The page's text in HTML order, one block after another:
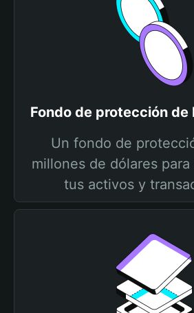
Fondo de protección
Un fondo de
millones de dólares
tus activos y